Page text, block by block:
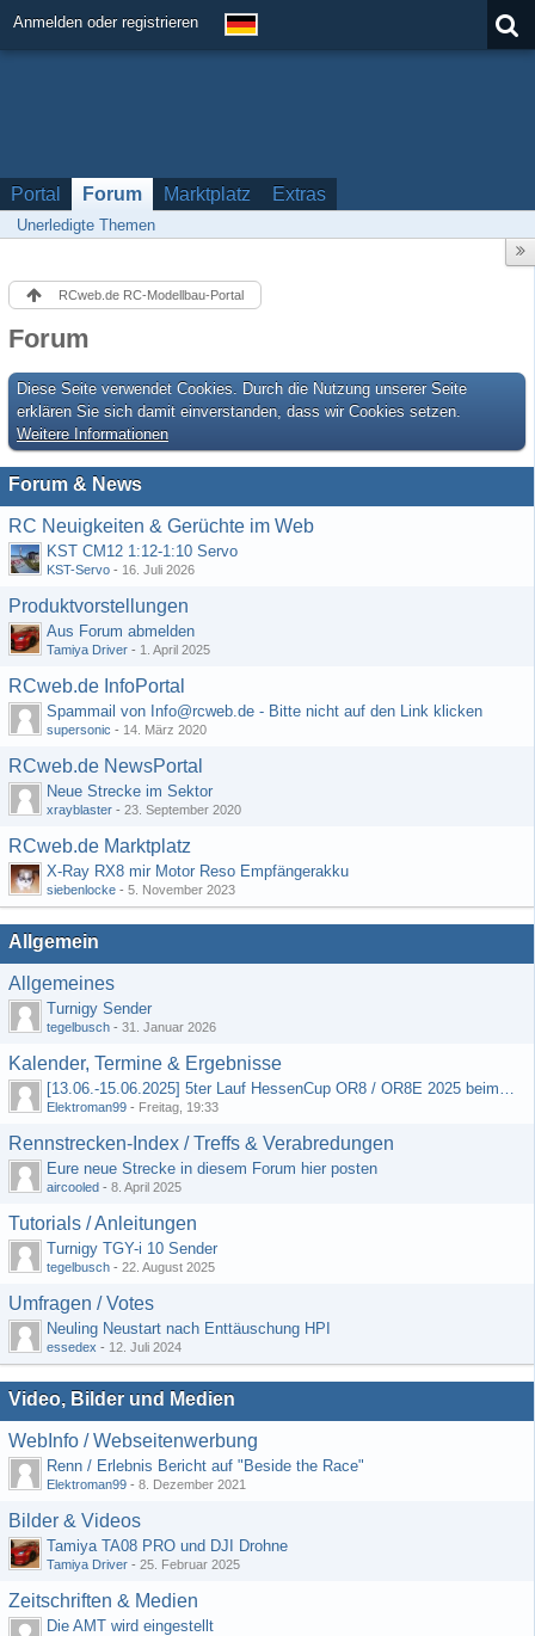
Anmelden oder registrieren
Portal Forum Marktplatz Extras
Unerledigte Themen
RCweb.de RC-Modellbau-Portal
Forum
Diese Seite verwendet Cookies. Durch die Nutzung unserer Seite
erklären Sie sich damit einverstanden, dass wir Cookies setzen.
Weitere Informationen
Forum & News
RC Neuigkeiten & Gerüchte im Web
KST CM12 1:12-1:10 Servo
KST-Servo - 16. Juli 2026
Produktvorstellungen
Aus Forum abmelden
Tamiya Driver - 1. April 2025
RCweb.de InfoPortal
Spammail von Info@rcweb.de - Bitte nicht auf den Link klicken
supersonic - 14. März 2020
RCweb.de NewsPortal
Neue Strecke im Sektor
xrayblaster - 23. September 2020
RCweb.de Marktplatz
X-Ray RX8 mir Motor Reso Empfängerakku
siebenlocke - 5. November 2023
Allgemein
Allgemeines
Turnigy Sender
tegelbusch - 31. Januar 2026
Kalender, Termine & Ergebnisse
[13.06.-15.06.2025] 5ter Lauf HessenCup OR8 / OR8E 2025 beim MSC Ober-Mörlen e.V.
Elektroman99 - Freitag, 19:33
Rennstrecken-Index / Treffs & Verabredungen
Eure neue Strecke in diesem Forum hier posten
aircooled - 8. April 2025
Tutorials / Anleitungen
Turnigy TGY-i 10 Sender
tegelbusch - 22. August 2025
Umfragen / Votes
Neuling Neustart nach Enttäuschung HPI
essedex - 12. Juli 2024
Video, Bilder und Medien
WebInfo / Webseitenwerbung
Renn / Erlebnis Bericht auf "Beside the Race"
Elektroman99 - 8. Dezember 2021
Bilder & Videos
Tamiya TA08 PRO und DJI Drohne
Tamiya Driver - 25. Februar 2025
Zeitschriften & Medien
Die AMT wird eingestellt